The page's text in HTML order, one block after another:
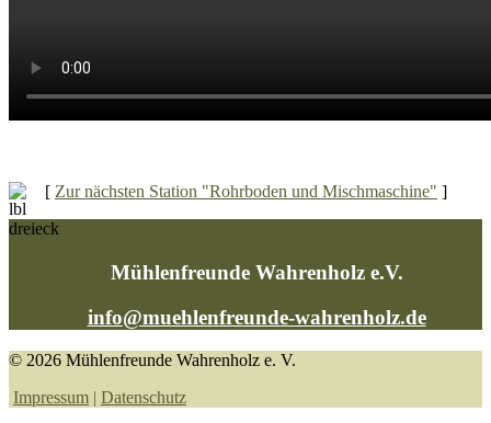
[ Zur nächsten Station "Rohrboden und Mischmaschine" ]
Mühlenfreunde Wahrenholz e.V.
info@muehlenfreunde-wahrenholz.de
© 2026 Mühlenfreunde Wahrenholz e. V.
Impressum | Datenschutz